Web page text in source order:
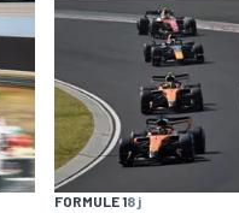
FORMULE 18 j